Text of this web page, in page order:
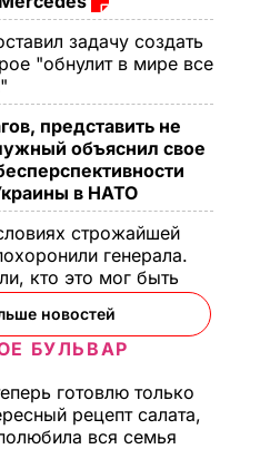
задачу создать
"обнулит в мире все
представить не
объяснил свое
в НАТО
строжайшей
генерала.
кто это мог быть
новостей
БУЛЬВАР
готовлю только
рецепт салата,
вся семья